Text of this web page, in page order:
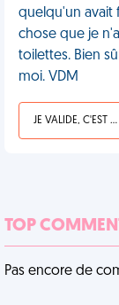
quelqu'un avait
chose que je
toilettes. Bien
moi. VDM
JE VALIDE, C'EST UNE VDM
TOP
Pas encore de